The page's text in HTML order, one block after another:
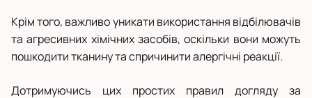
Крім того, важливо уникати використання відбілювачів
та агресивних хімічних засобів, оскільки вони можуть
пошкодити тканину та спричинити алергічні реакції.
Дотримуючись цих простих правил догляду за